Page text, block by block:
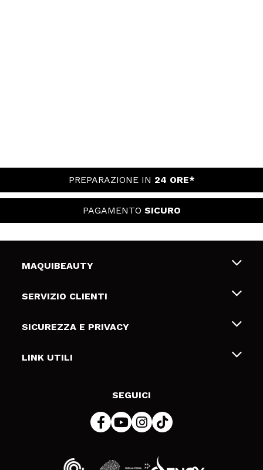
PREPARAZIONE IN 24 ORE*
PAGAMENTO SICURO
MAQUIBEAUTY
Chi siamo
Gift Cards
SERVIZIO CLIENTI
Spedizioni & Resi
Metodi di pagamamento
SICUREZZA E PRIVACY
Termini e condizioni
LINK UTILI
SEGUICI